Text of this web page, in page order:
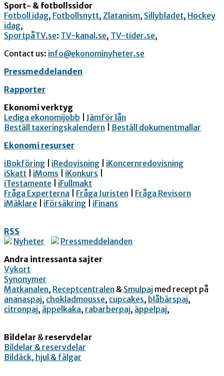
Sport- & fotbollssidor
Fotboll idag, Fotbollsnytt, Zlatanism, Sillybladet, Hockey
idag,
SportpåTV.se: TV-kanal.se, TV-tider.se,
Contact us: info@ekonominyheter.se
Pressmeddelanden
Rapporter
Ekonomi verktyg
Lediga ekonomijobb
Jämför lån
Beställ taxeringskalendern
Beställ dokumentmallar
Ekonomi resurser
iBokföring
iRedovisning
iKoncernredovisning
iSkatt
iMoms iKonkurs
iTestamente
iFullmakt
Fråga Experterna
Fråga Juristen
Fråga Revisorn
iMäklare
iFörsäkring iFinans
RSS
Nyheter
Pressmeddelanden
Andra intressanta sajter
Vykort
Synonymer
Matkanalen, Receptcentralen & Smulpaj med recept på
ananaspaj, chokladmousse, cupcakes, blåbärspaj,
citronpaj, äppelkaka, rabarberpaj, äppelpaj,
Bildelar & reservdelar
Bildelar & reservdelar
Bildäck, hjul & fälgar